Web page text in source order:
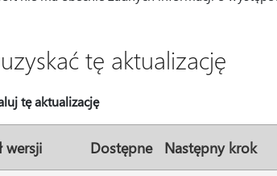
tę aktualizację
tę aktualizację
wersji Dostępne Następny krok